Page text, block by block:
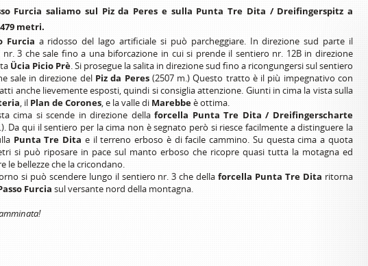
Furcia saliamo sul Piz da Peres e sulla Punta Tre Dita / Dreifingerspitz a
metri.
Furcia a ridosso del lago artificiale si può parcheggiare. In direzione sud parte il
nr. 3 che sale fino a una biforcazione in cui si prende il sentiero nr. 12B in direzione
Ücia Picio Prè. Si prosegue la salita in direzione sud fino a ricongungersi sul sentiero
sale in direzione del Piz da Peres(2507 m.) Questo tratto è il più impegnativo con
anche lievemente esposti, quindi si consiglia attenzione. Giunti in cima la vista sulla
, il Plan de Corones, e la valle di Marebbeè ottima.
cima si scende in direzione dellaforcella Punta Tre Dita / Dreifingerscharte
Da qui il sentiero per la cima non è segnato però si riesce facilmente a distinguere la
Punta Tre Dita e il terreno erboso è di facile cammino. Su questa cima a quota
si può riposare in pace sul manto erboso che ricopre quasi tutta la motagna ed
le bellezze che la cricondano.
si può scendere lungo il sentiero nr. 3 che della forcella Punta Tre Dita ritorna
Furcia sul versante nord della montagna.